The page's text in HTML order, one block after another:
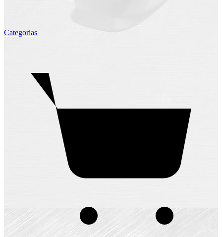
Categorias